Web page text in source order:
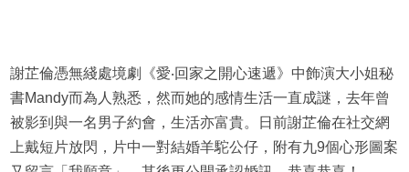
謝芷倫憑無綫處境劇《愛‧回家之開心速遞》中飾演大小姐秘
書Mandy而為人熟悉，然而她的感情生活一直成謎，去年曾
被影到與一名男子約會，生活亦富貴。日前謝芷倫在社交網
上戴短片放閃，片中一對結婚羊駝公仔，附有九9個心形圖案